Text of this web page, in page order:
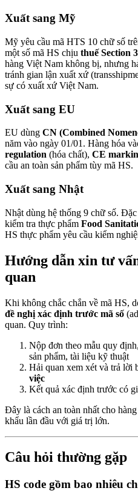
Xuất sang Mỹ
Mỹ yêu cầu mã HTS 10 chữ số
một số mã HS chịu thuế Section
hàng Việt Nam không bị, nhưng
tránh gian lận xuất xứ
sự có xuất xứ Việt Nam.
Xuất sang EU
EU dùng CN (Combined
năm vào ngày 01/01. Hàng hóa
regulation (hóa chất), CE
cầu an toàn sản phẩm tùy mã HS.
Xuất sang Nhật
Nhật dùng hệ thống 9 chữ số.
kiểm tra thực phẩm Food
HS thực phẩm yêu cầu kiểm
Hướng dẫn xin tư
quan
Khi không chắc chắn về mã HS,
đề nghị xác định trước mã số
quan. Quy trình:
Nộp đơn theo mẫu quy
sản phẩm, tài liệu kỹ thuật
Hải quan xem xét và trả lời
việc
Kết quả xác định trước có
Đây là cách an toàn nhất cho
khẩu lần đầu với giá trị lớn.
Câu hỏi thường gặp
HS code gồm bao nhiêu